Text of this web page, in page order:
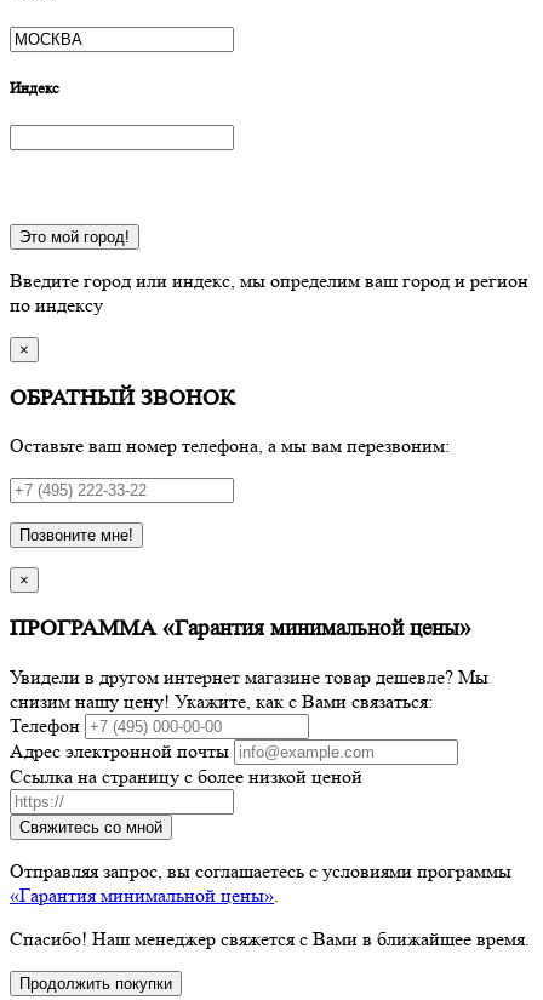
Индекс
Это мой город!
Введите город или индекс, мы определим ваш город и регион
по индексу
×
ОБРАТНЫЙ ЗВОНОК
Оставьте ваш номер телефона, а мы вам перезвоним:
Позвоните мне!
×
ПРОГРАММА «Гарантия минимальной цены»
Увидели в другом интернет магазине товар дешевле? Мы
снизим нашу цену! Укажите, как с Вами связаться:
Телефон
Адрес электронной почты
Ссылка на страницу с более низкой ценой
Свяжитесь со мной
Отправляя запрос, вы соглашаетесь с условиями программы
«Гарантия минимальной цены»
Спасибо! Наш менеджер свяжется с Вами в ближайшее время.
Продолжить покупки